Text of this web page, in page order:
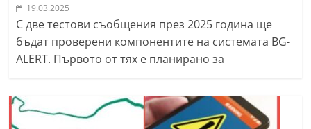
19.03.2025
С две тестови съобщения през 2025 година ще
бъдат проверени компонентите на системата BG-
ALERT. Първото от тях е планирано за